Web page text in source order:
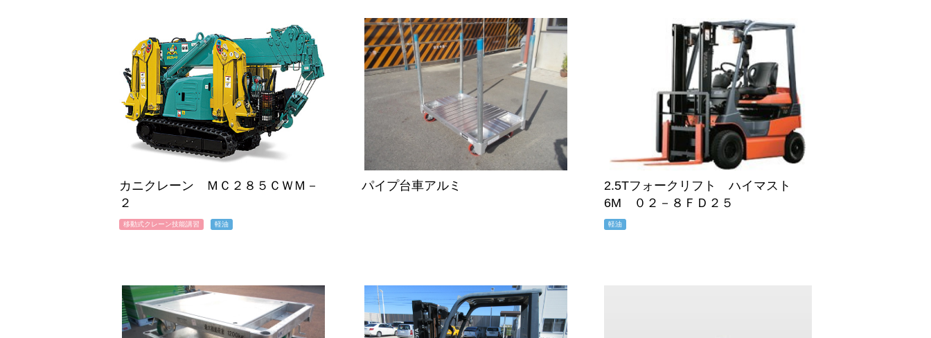
カニクレーン ＭＣ２８５ＣＷＭ－
２
移動式クレーン技能講習 軽油
パイプ台車アルミ
2.5Tフォークリフト ハイマスト
6M ０２－８ＦＤ２５
軽油